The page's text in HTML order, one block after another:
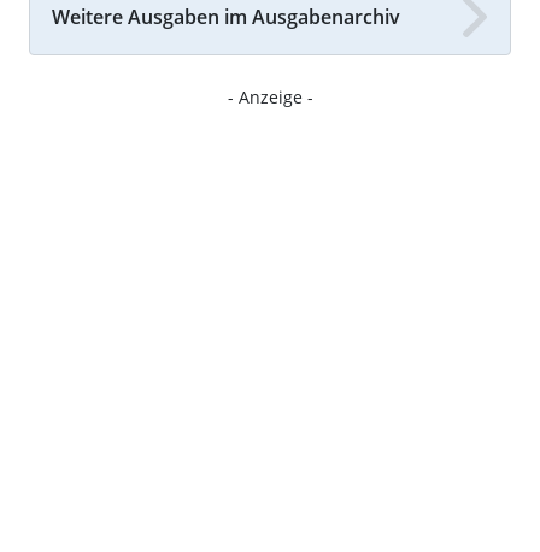
Weitere Ausgaben im Ausgabenarchiv
- Anzeige -